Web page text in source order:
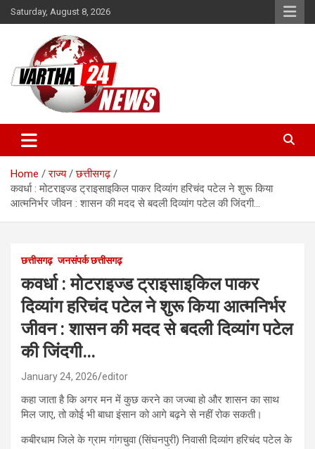
Skip
to
Saturday, August 8, 2026
Vartha 24
Home राज्य
छत्तीसगढ़
कवर्धा : मोटराइज्ड ट्राइसाइकिल पाकर दिव्यांग हरिचंद पटेल ने शुरू किया
आत्मनिर्भर जीवन : शासन की मदद से बदली दिव्यांग पटेल की जिंदगी…
छत्तीसगढ़ जनसंपर्क छत्तीसगढ़
कवर्धा : मोटराइज्ड ट्राइसाइकिल पाकर
दिव्यांग हरिचंद पटेल ने शुरू किया आत्मनिर्भर
जीवन : शासन की मदद से बदली दिव्यांग पटेल
की जिंदगी…
January 24, 2026 editor
कहा जाता है कि अगर मन में कुछ करने का जज्बा हो और शासन का साथ
मिल जाए, तो कोई भी बाधा इंसान को आगे बढ़ने से नहीं रोक सकती।
कबीरधाम जिले के ग्राम गांगचुवा (सिंघनपुरी) निवासी दिव्यांग हरिचंद पटेल के